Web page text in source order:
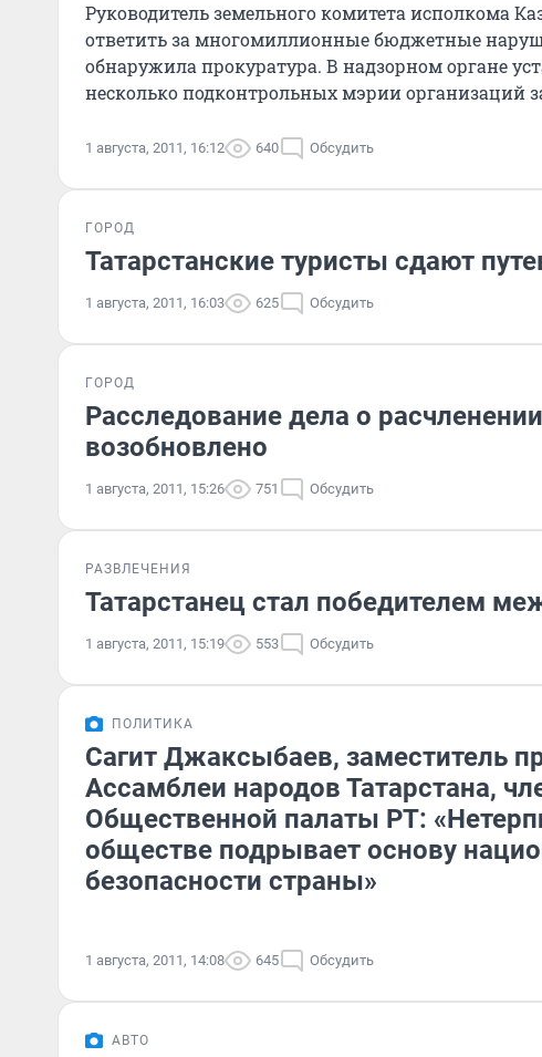
Руководитель земельного комитета исполкома
ответить за многомиллионные бюджетные
обнаружила прокуратура. В надзорном органе
несколько подконтрольных мэрии организаций
1 августа, 2011, 16:12 640 Обсудить
ГОРОД
Татарстанские туристы сдают
1 августа, 2011, 16:03 625 Обсудить
ГОРОД
Расследование дела о
возобновлено
1 августа, 2011, 15:26 751 Обсудить
РАЗВЛЕЧЕНИЯ
Татарстанец стал победителем
1 августа, 2011, 15:19 553 Обсудить
ПОЛИТИКА
Сагит Джаксыбаев, заместитель
Ассамблеи народов Татарстана,
Общественной палаты РТ:
обществе подрывает основу
безопасности страны»
1 августа, 2011, 14:08 645 Обсудить
АВТО